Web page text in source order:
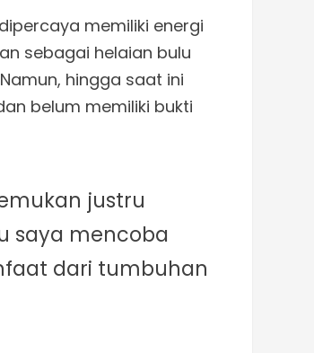
memiliki energi
sebagai helaian bulu
hingga saat ini
belum memiliki bukti
justru
saya mencoba
dari tumbuhan